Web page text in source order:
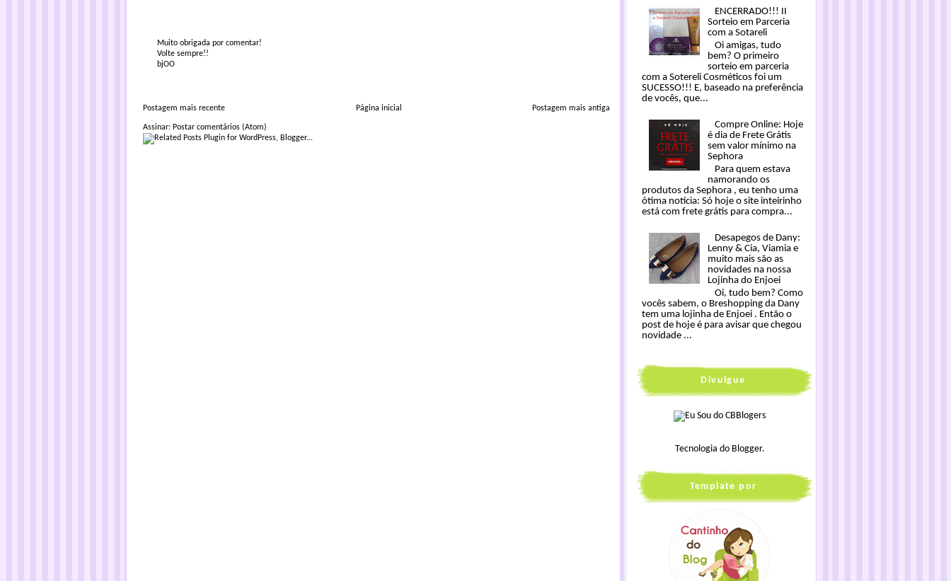
Muito obrigada por comentar!
Volte sempre!!
bjOO
Postagem mais recente Postagem mais antiga
Página inicial
Assinar: Postar comentários (Atom)
ENCERRADO!!! II
Sorteio em Parceria
com a Sotareli
Oi amigas, tudo
bem? O primeiro
sorteio em parceria
com a Sotereli Cosméticos foi um
SUCESSO!!! E, baseado na preferência
de vocês, que...
Compre Online: Hoje
é dia de Frete Grátis
sem valor mínimo na
Sephora
Para quem estava
namorando os
produtos da Sephora , eu tenho uma
ótima notícia: Só hoje o site inteirinho
está com frete grátis para compra...
Desapegos de Dany:
Lenny & Cia, Viamia e
muito mais são as
novidades na nossa
Lojinha do Enjoei
Oi, tudo bem? Como
vocês sabem, o Breshopping da Dany
tem uma lojinha de Enjoei . Então o
post de hoje é para avisar que chegou
novidade ...
Divulgue
Tecnologia do Blogger.
Template por